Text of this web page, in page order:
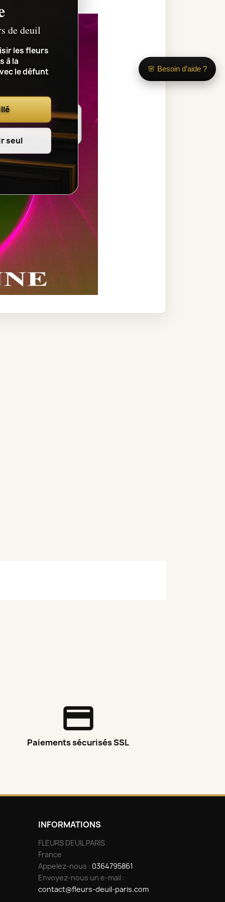
Paiements sécurisés SSL
INFORMATIONS
FLEURS DEUIL PARIS
France
Appelez-nous : 0364795861
Envoyez-nous un e-mail :
contact@fleurs-deuil-paris.com
🌸 Besoin d’aide ?
de deuil
les fleurs
à la
le défunt
seul